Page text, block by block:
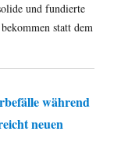
und fundierte
statt dem
während
neuen